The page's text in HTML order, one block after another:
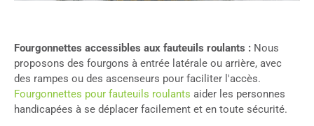
Fourgonnettes accessibles aux fauteuils roulants : Nous
proposons des fourgons à entrée latérale ou arrière, avec
des rampes ou des ascenseurs pour faciliter l'accès.
Fourgonnettes pour fauteuils roulants aider les personnes
handicapées à se déplacer facilement et en toute sécurité.